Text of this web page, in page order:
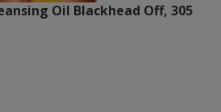
Oil Blackhead Off, 305